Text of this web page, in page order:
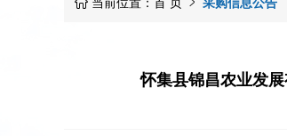
怀集县锦昌农业发